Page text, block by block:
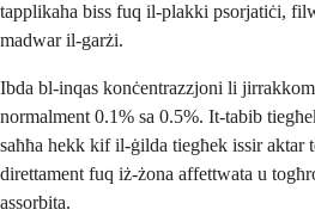
tapplikaha biss fuq il-plakki psorjatiċi,
madwar il-garżi.
Ibda bl-inqas konċentrazzjoni li
normalment 0.1% sa 0.5%. It-tabib
saħħa hekk kif il-ġilda tiegħek issir aktar
direttament fuq iż-żona affettwata u
assorbita.